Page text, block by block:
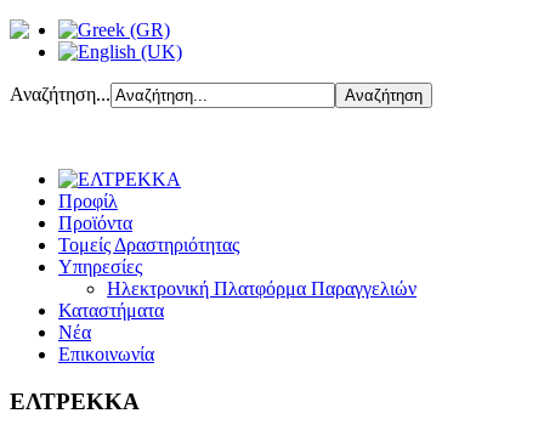
Αναζήτηση...
Προφίλ
Προϊόντα
Τομείς Δραστηριότητας
Υπηρεσίες
Ηλεκτρονική Πλατφόρμα Παραγγελιών
Καταστήματα
Νέα
Επικοινωνία
ΕΛΤΡΕΚΚΑ